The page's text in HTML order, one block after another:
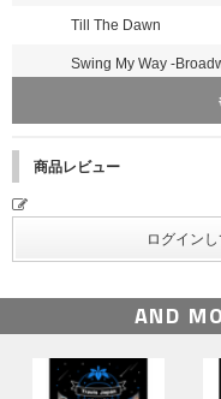
Till The Dawn
Swing My Way -
ポジティブカイト ＜宮
Precious
O-Shan-Tee
Okie Dokie! -Acoustic
商品レビュー
AND